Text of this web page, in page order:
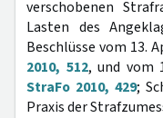
verschobenen
Lasten des
Beschlüsse vom 13.
2010, 512, und vom
StraFo 2010, 429;
Praxis der